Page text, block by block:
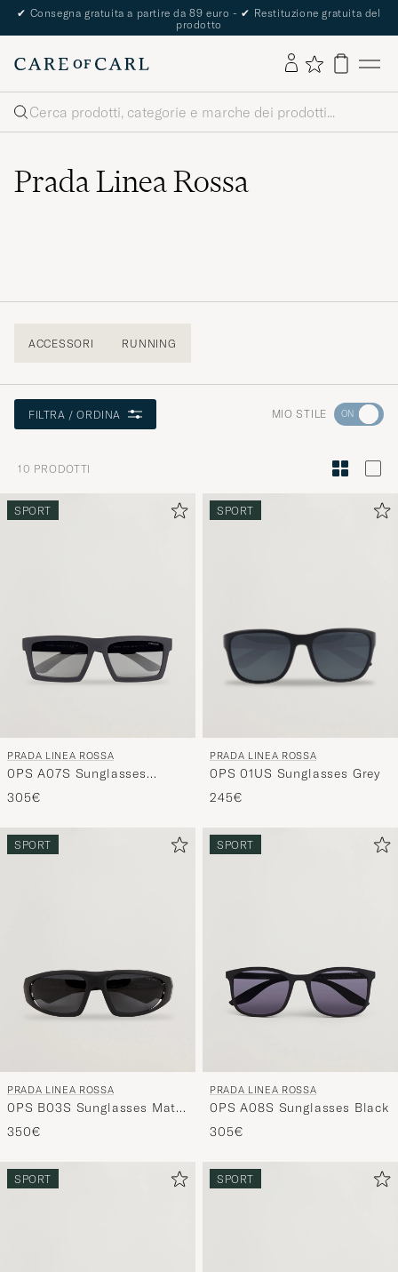
✔ Consegna gratuita a partire da 89 euro - ✔ Restituzione gratuita del
prodotto
Cerca
Prada Linea Rossa
ACCESSORI RUNNING
FILTRA / ORDINA MIO STILE Andate
"Consigli
una
curata
voi.
10 PRODOTTI
SPORT
PRADA LINEA ROSSA
0PS A07S Sunglasses
Grey/Black
305€
SPORT
PRADA LINEA ROSSA
0PS 01US Sunglasses Grey
245€
SPORT
PRADA LINEA ROSSA
0PS B03S Sunglasses Matte
Black
350€
SPORT
PRADA LINEA ROSSA
0PS A08S Sunglasses Black
305€
SPORT SPORT